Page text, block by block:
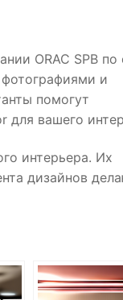
ORAC SPB по
и
помогут
для вашего
интерьера. Их
дизайнов